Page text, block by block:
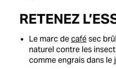
RETENEZ
Le marc decafésec
naturel contre les
comme engrais dans le